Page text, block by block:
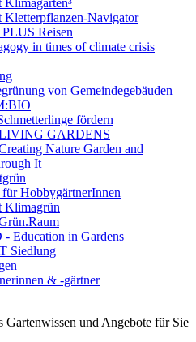
Kletterpflanzen-Navigator
Reisen
in times of climate crisis
von Gemeindegebäuden
fördern
GARDENS
Nature Garden and
It
für HobbygärtnerInnen
Klimagrün
Education in Gardens
Siedlung
& -gärtner
Gartenwissen und Angebote für Sie